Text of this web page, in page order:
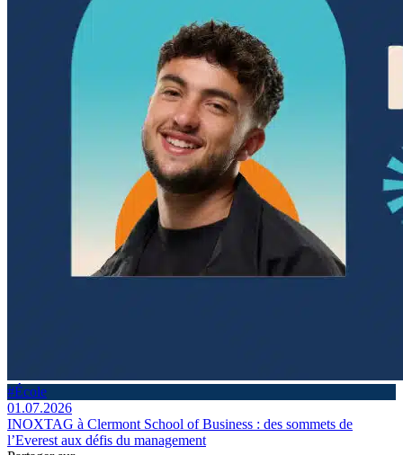
#École
01.07.2026
INOXTAG à Clermont School of Business : des sommets de
l’Everest aux défis du management